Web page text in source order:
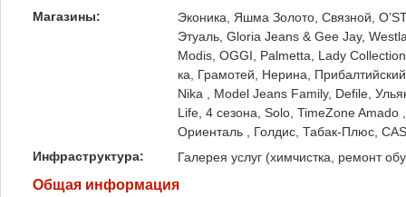
Магазины:
Эконика, Яшма Золото, Связной,
Этуаль, Gloria Jeans & Gee Jay,
Modis, OGGI, Palmetta, Lady
ка, Грамотей, Нерина,
Nika , Model Jeans Family, Defile,
Life, 4 сезона, Solo, TimeZone
Ориенталь , Голдис, Табак-Плюс,
Инфраструктура:
Галерея услуг (химчистка, ремонт
Общая информация